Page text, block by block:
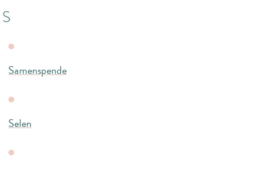
S
Samenspende
Selen